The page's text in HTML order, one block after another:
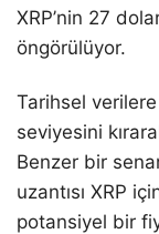
XRP’nin 27
öngörülüyor.
Tarihsel verilere
seviyesini
Benzer bir
uzantısı XRP
potansiyel bir